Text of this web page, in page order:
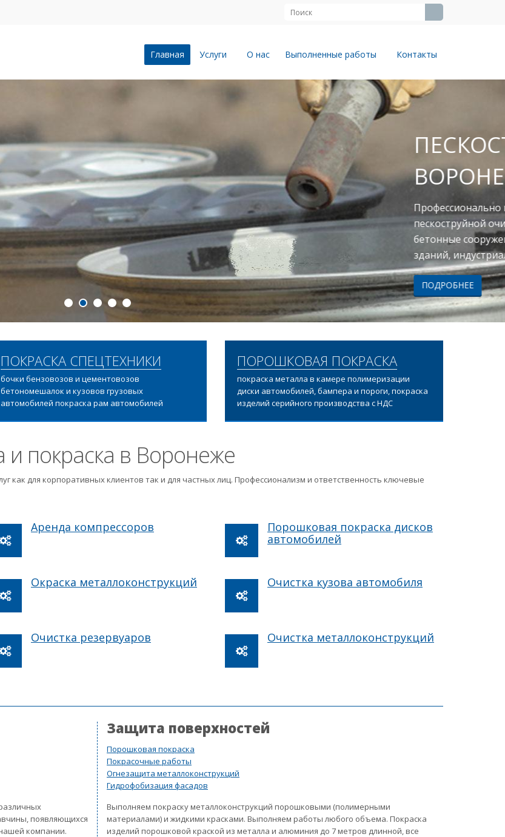
Главная Услуги О нас Выполненные работы Контакты
ПЕСКОСТРУЙНЫЕ РАБОТЫ В
ВОРОНЕЖЕ
Профессионально и качественно выполняем работы по
пескоструйной очистке любых поверхностей: металлоконструкции,
бетонные сооружения, промышленное оборудование, фасады
зданий, индустриальные объекты.
ПОДРОБНЕЕ
ПОКРАСКА СПЕЦТЕХНИКИ
бочки бензовозов и цементовозов
бетономешалок и кузовов грузовых
автомобилей покраска рам автомобилей
ПОРОШКОВАЯ ПОКРАСКА
покраска металла в камере полимеризации
диски автомобилей, бампера и пороги, покраска
изделий серийного производства с НДС
и покраска в Воронеже
как для корпоративных клиентов так и для частных лиц. Профессионализм и ответственность ключевые
Аренда компрессоров
Порошковая покраска дисков
автомобилей
Окраска металлоконструкций Очистка кузова автомобиля
Очистка резервуаров Очистка металлоконструкций
появляющихся
компании.
Защита поверхностей
Порошковая покраска
Покрасочные работы
Огнезащита металлоконструкций
Гидрофобизация фасадов
Выполняем покраску металлоконструкций порошковыми (полимерными
материалами) и жидкими красками. Выполняем работы любого объема. Покраска
изделий порошковой краской из металла и алюминия до 7 метров длинной, все